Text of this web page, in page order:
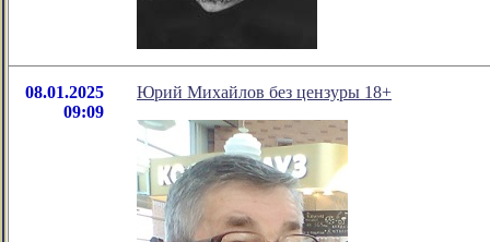
08.01.2025
09:09
Юрий Михайлов без цензуры 18+